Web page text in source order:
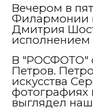
Вечером в
Филармонии
Дмитрия
исполнением
В "РОСФОТО"
Петров.
искусства
фотографиях
выглядел